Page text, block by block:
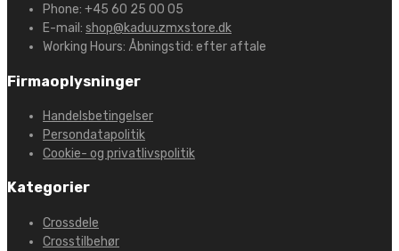
Phone: +45 60 25 00 05
E-mail: shop@kaduuzmxstore.dk
Working Hours: Åbningstid: efter aftale
Firmaoplysninger
Handelsbetingelser
Persondatapolitik
Cookie- og privatlivspolitik
Kategorier
Crossdele
Crosstilbehør